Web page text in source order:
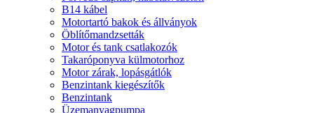
B14 kábel
Motortartó bakok és állványok
Öblítőmandzsetták
Motor és tank csatlakozók
Takaróponyva külmotorhoz
Motor zárak, lopásgátlók
Benzintank kiegészítők
Benzintank
Üzemanyagpumpa